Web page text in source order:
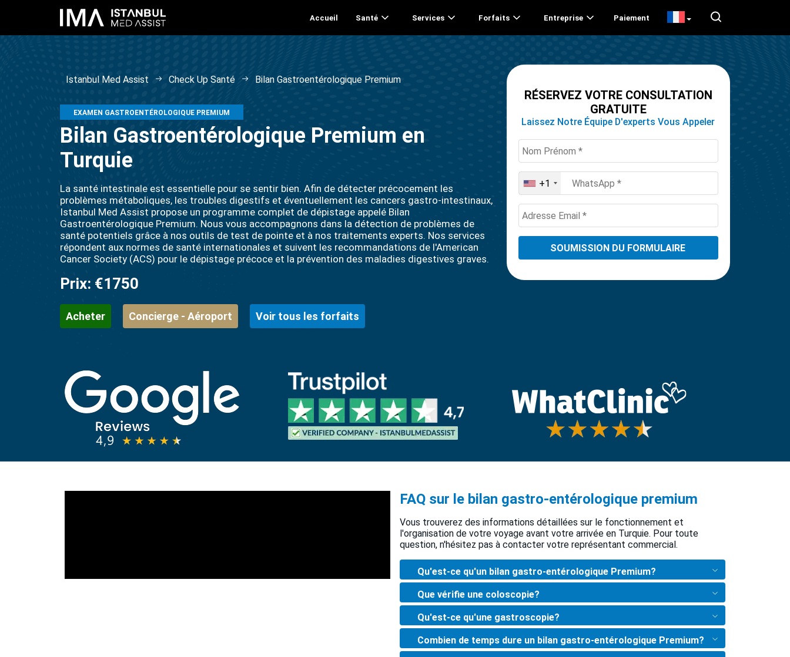
Accueil Santé Services Forfaits Entreprise Paiement
Istanbul Med Assist Check Up Santé Bilan Gastroentérologique Premium
EXAMEN GASTROENTÉROLOGIQUE PREMIUM
Bilan Gastroentérologique Premium en
Turquie
La santé intestinale est essentielle pour se sentir bien. Afin de détecter précocement les
problèmes métaboliques, les troubles digestifs et éventuellement les cancers gastro-intestinaux,
Istanbul Med Assist propose un programme complet de dépistage appelé Bilan
Gastroentérologique Premium. Nous vous accompagnons dans la détection de problèmes de
santé potentiels grâce à nos outils de test de pointe et à nos traitements experts. Nos services
répondent aux normes de santé internationales et suivent les recommandations de l'American
Cancer Society (ACS) pour le dépistage précoce et la prévention des maladies digestives graves.
Prix: €1750
Acheter Concierge - Aéroport Voir tous les forfaits
RÉSERVEZ VOTRE CONSULTATION
GRATUITE
Laissez Notre Équipe D'experts Vous Appeler
United
States
+1
+1
FAQ sur le bilan gastro-entérologique premium
Vous trouverez des informations détaillées sur le fonctionnement et
l'organisation de votre voyage avant votre arrivée en Turquie. Pour toute
question, n'hésitez pas à contacter votre représentant commercial.
Qu'est-ce qu'un bilan gastro-entérologique Premium?
Que vérifie une coloscopie?
Qu'est-ce qu'une gastroscopie?
Combien de temps dure un bilan gastro-entérologique Premium?